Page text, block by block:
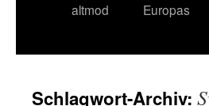
altmod
Europas
Schlagwort-Archiv: